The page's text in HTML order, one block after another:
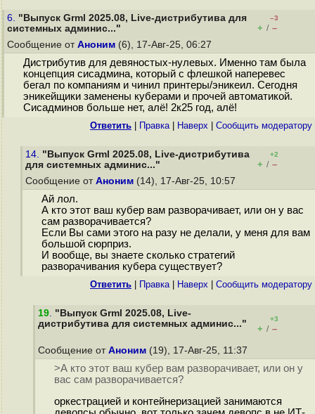
6. "Выпуск Grml 2025.08, Live-дистрибутива для
системных админис..."
–3
+ / –
Сообщение от Аноним (6), 17-Авг-25, 06:27
Дистрибутив для девяностых-нулевых. Именно там была
концепция сисадмина, который с флешкой наперевес
бегал по компаниям и чинил принтеры/эникеил. Сегодня
эникейщики заменены куберами и прочей автоматикой.
Сисадминов больше нет, алё! 2к25 год, алё!
Ответить Правка| Наверх Cообщить модератору
14. "Выпуск Grml 2025.08, Live-дистрибутива
для системных админис..."
+2
+ / –
Сообщение от Аноним (14), 17-Авг-25, 10:57
Ай лол.
А кто этот ваш кубер вам разворачивает, или он у вас
сам разворачивается?
Если Вы сами этого на разу не делали, у меня для вам
большой сюрприз.
И вообще, вы знаете сколько стратегий
разворачивания кубера существует?
Ответить Правка| Наверх Cообщить модератору
19. "Выпуск Grml 2025.08, Live-
дистрибутива для системных админис..."
+3
+ / –
Сообщение от Аноним (19), 17-Авг-25, 11:37
>А кто этот ваш кубер вам разворачивает, или он у
вас сам разворачивается?
оркестрацией и контейнеризацией занимаются